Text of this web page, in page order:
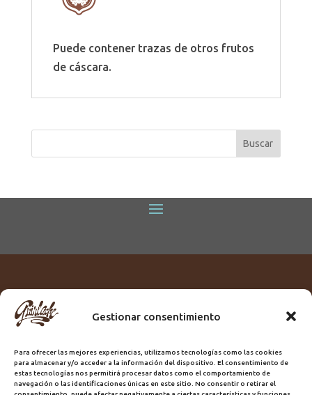
Gestionar consentimiento
Para ofrecer las mejores experiencias, utilizamos tecnologías como las cookies
para almacenar y/o acceder a la información del dispositivo. El consentimiento de
estas tecnologías nos permitirá procesar datos como el comportamiento de
navegación o las identificaciones únicas en este sitio. No consentir o retirar el
Puede contener trazas de otros frutos
de cáscara.
Titular:
ROME GUIRLACHE SL.
Domicilio:Calle Triana, 68
Ciudad:Las Palmas de Gran Canaria
Registro Sanitario:GC/20/PH/7192